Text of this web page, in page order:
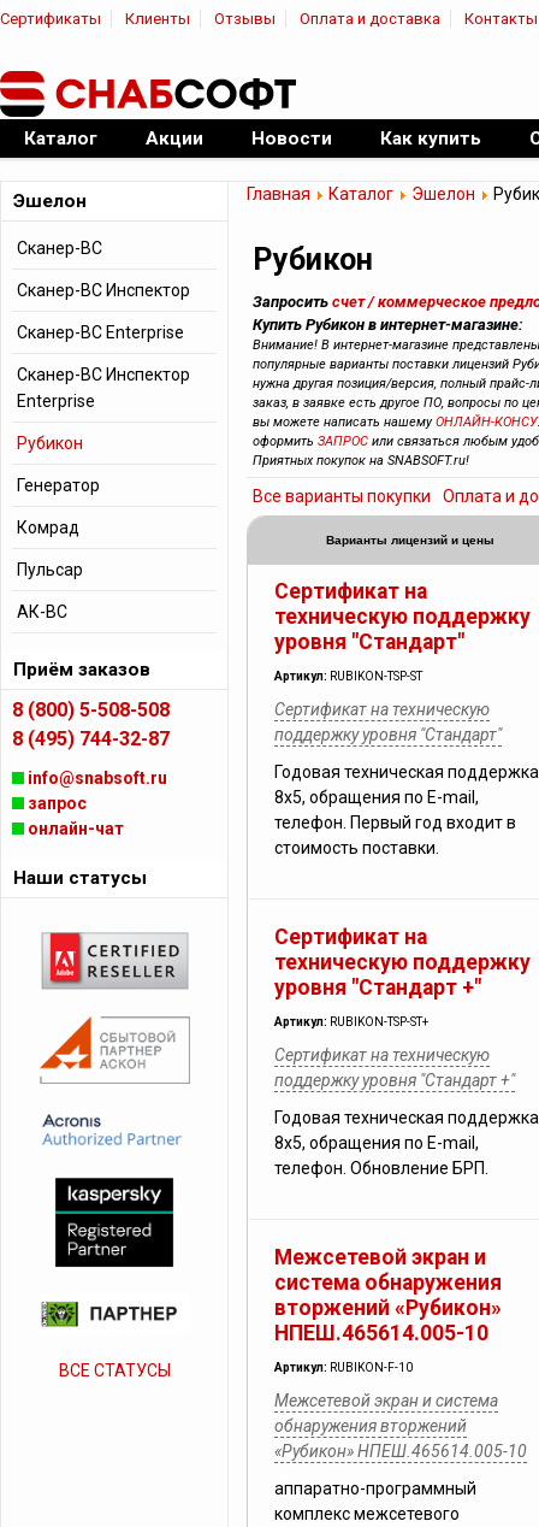
Сертификаты Клиенты Отзывы Оплата и доставка Контакты
Официальный дилер ПО
Каталог Акции Новости Как купить
Главная Каталог Эшелон
Рубикон
Запросить счет / коммерческое
Купить Рубикон в интернет-магазине:
Внимание! В интернет-магазине
популярные варианты поставки лицензий
нужна другая позиция/версия, полный прайс-
заказ, в заявке есть другое ПО, вопросы по
вы можете написать нашемуОНЛАЙН-
оформить ЗАПРОС или связаться любым
Приятных покупок на SNABSOFT.ru!
Все варианты покупки Оплата и
Варианты лицензий и цены
Сертификат на
техническую поддержку
уровня "Стандарт"
Артикул: RUBIKON-TSP-ST
Сертификат на техническую
поддержку уровня "Стандарт"
Годовая техническая поддержка
8х5, обращения по E-mail,
телефон. Первый год входит в
стоимость поставки.
Сертификат на
техническую поддержку
уровня "Стандарт +"
Артикул: RUBIKON-TSP-ST+
Сертификат на техническую
поддержку уровня "Стандарт +"
Годовая техническая поддержка
8х5, обращения по E-mail,
телефон. Обновление БРП.
Межсетевой экран и
система обнаружения
вторжений «Рубикон»
НПЕШ.465614.005-10
Артикул: RUBIKON-F-10
Межсетевой экран и система
обнаружения вторжений
«Рубикон» НПЕШ.465614.005-10
аппаратно-программный
комплекс межсетевого
Эшелон
Сканер-ВС
Сканер-ВС Инспектор
Сканер-ВС Enterprise
Сканер-ВС Инспектор
Enterprise
Рубикон
Генератор
Комрад
Пульсар
АК-ВС
Приём заказов
8 (800) 5-508-508
8 (495) 744-32-87
info@snabsoft.ru
запрос
онлайн-чат
Наши статусы
ВСЕ СТАТУСЫ